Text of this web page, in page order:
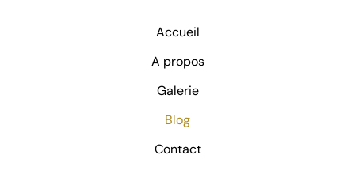
Accueil
A propos
Galerie
Blog
Contact